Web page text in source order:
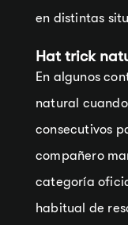
en distintas
Hat trick
En algunos
natural
consecutivos
compañero
categoría
habitual de